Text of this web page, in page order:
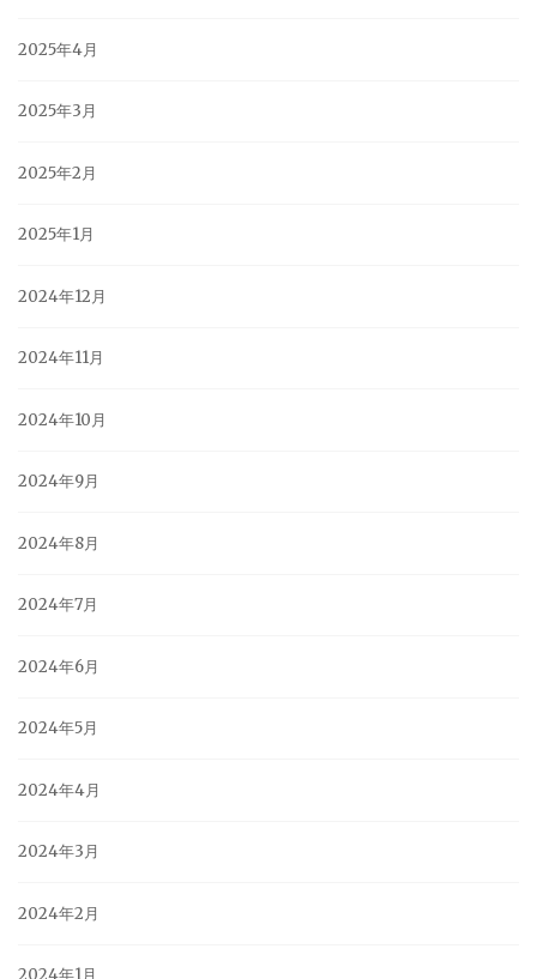
2025年4月
2025年3月
2025年2月
2025年1月
2024年12月
2024年11月
2024年10月
2024年9月
2024年8月
2024年7月
2024年6月
2024年5月
2024年4月
2024年3月
2024年2月